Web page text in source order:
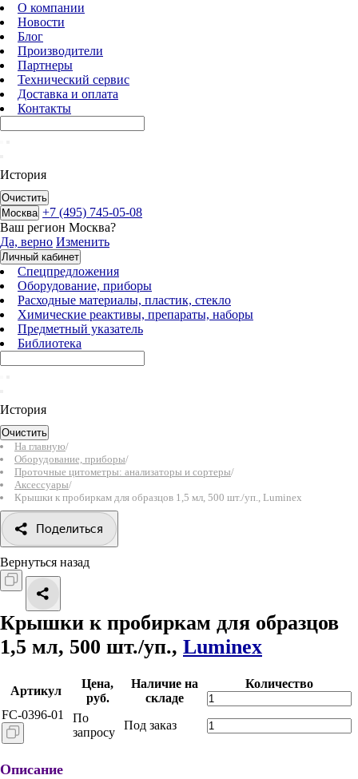
О компании
Новости
Блог
Производители
Партнеры
Технический сервис
Доставка и оплата
Контакты
История
Очистить
Москва +7 (495) 745-05-08
Ваш регион Москва?
Да, верно Изменить
Личный кабинет
Спецпредложения
Оборудование, приборы
Расходные материалы, пластик, стекло
Химические реактивы, препараты, наборы
Предметный указатель
Библиотека
История
Очистить
На главную/
Оборудование, приборы/
Проточные цитометры: анализаторы и сортеры/
Аксессуары/
Крышки к пробиркам для образцов 1,5 мл, 500 шт./уп., Luminex
Поделиться
Вернуться назад
Крышки к пробиркам для образцов
1,5 мл, 500 шт./уп., Luminex
Артикул
Цена,
руб.
Наличие на
складе
Количество
FC-0396-01
По
запросу
Под заказ
Описание